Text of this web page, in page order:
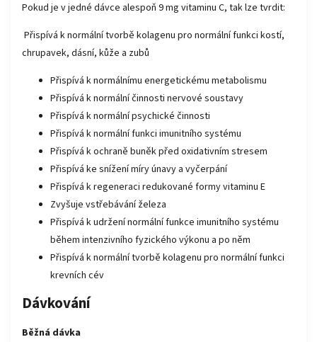
Pokud je v jedné dávce alespoň 9 mg vitaminu C, tak lze tvrdit:
Přispívá k normální tvorbě kolagenu pro normální funkci kostí,
chrupavek, dásní, kůže a zubů
Přispívá k normálnímu energetickému metabolismu
Přispívá k normální činnosti nervové soustavy
Přispívá k normální psychické činnosti
Přispívá k normální funkci imunitního systému
Přispívá k ochraně buněk před oxidativním stresem
Přispívá ke snížení míry únavy a vyčerpání
Přispívá k regeneraci redukované formy vitaminu E
Zvyšuje vstřebávání železa
Přispívá k udržení normální funkce imunitního systému
během intenzivního fyzického výkonu a po něm
Přispívá k normální tvorbě kolagenu pro normální funkci
krevních cév
Dávkování
Běžná dávka